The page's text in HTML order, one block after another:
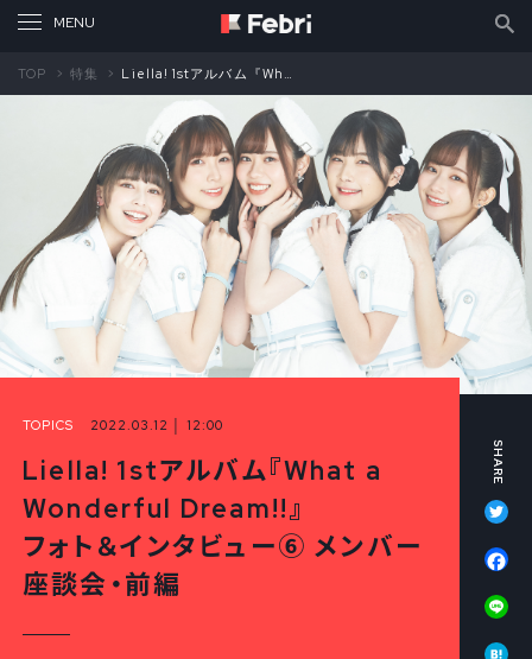
TOP 特集 Liella! 1stアルバム『What a Wonderful Dream!!』フォト＆インタビュー⑥ メンバー座談会・前編
TOPICS 2022.03.12 │ 12:00
Liella! 1stアルバム『What a
Wonderful Dream!!』
フォト＆インタビュー⑥ メンバー
座談会・前編